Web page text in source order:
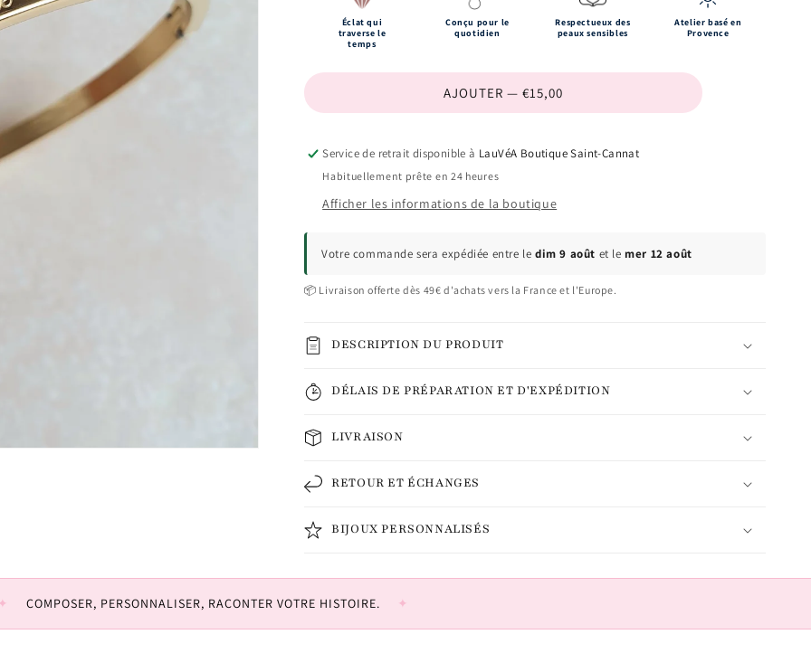
Éclat qui
traverse le
temps
Conçu pour le
quotidien
Respectueux des
peaux sensibles
Atelier basé en
Provence
AJOUTER — €15,00
Service de retrait disponible à LauVéA Boutique Saint-Cannat
Habituellement prête en 24 heures
Afficher les informations de la boutique
Votre commande sera expédiée entre le dim 9 août et lemer 12 août
📦 Livraison offerte dès 49€ d'achats vers la France et l'Europe.
DESCRIPTION DU PRODUIT
DÉLAIS DE PRÉPARATION ET D'EXPÉDITION
LIVRAISON
RETOUR ET ÉCHANGES
BIJOUX PERSONNALISÉS
COMPOSER, PERSONNALISER, RACONTER VOTRE HISTOIRE.